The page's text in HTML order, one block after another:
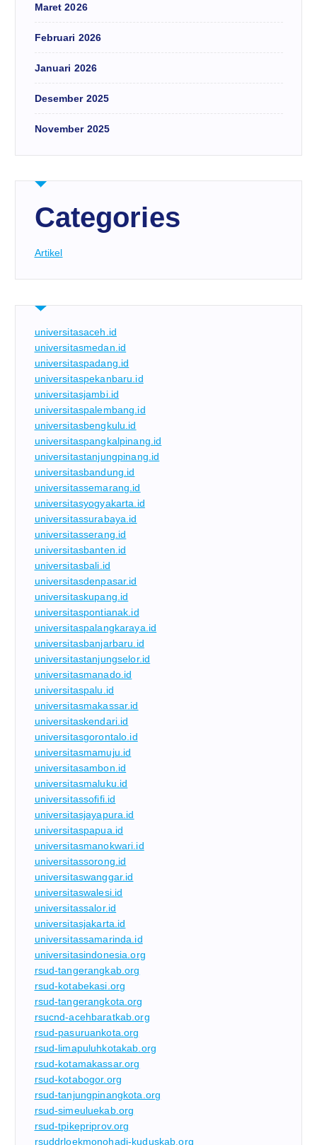
Maret 2026
Februari 2026
Januari 2026
Desember 2025
November 2025
Categories
Artikel
universitasaceh.id
universitasmedan.id
universitaspadang.id
universitaspekanbaru.id
universitasjambi.id
universitaspalembang.id
universitasbengkulu.id
universitaspangkalpinang.id
universitastanjungpinang.id
universitasbandung.id
universitassemarang.id
universitasyogyakarta.id
universitassurabaya.id
universitasserang.id
universitasbanten.id
universitasbali.id
universitasdenpasar.id
universitaskupang.id
universitaspontianak.id
universitaspalangkaraya.id
universitasbanjarbaru.id
universitastanjungselor.id
universitasmanado.id
universitaspalu.id
universitasmakassar.id
universitaskendari.id
universitasgorontalo.id
universitasmamuju.id
universitasambon.id
universitasmaluku.id
universitassofifi.id
universitasjayapura.id
universitaspapua.id
universitasmanokwari.id
universitassorong.id
universitaswanggar.id
universitaswalesi.id
universitassalor.id
universitasjakarta.id
universitassamarinda.id
universitasindonesia.org
rsud-tangerangkab.org
rsud-kotabekasi.org
rsud-tangerangkota.org
rsucnd-acehbaratkab.org
rsud-pasuruankota.org
rsud-limapuluhkotakab.org
rsud-kotamakassar.org
rsud-kotabogor.org
rsud-tanjungpinangkota.org
rsud-simeuluekab.org
rsud-tpikepriprov.org
rsuddrloekmonohadi-kuduskab.org